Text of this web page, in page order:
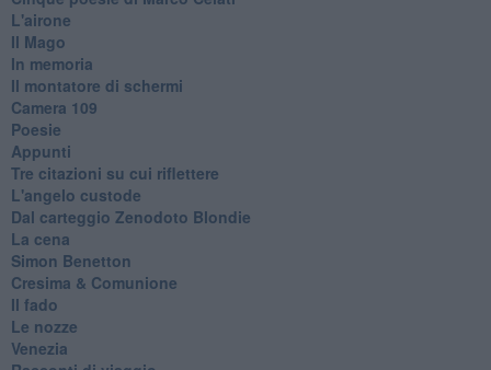
L'airone
Il Mago
In memoria
Il montatore di schermi
Camera 109
Poesie
Appunti
Tre citazioni su cui riflettere
L'angelo custode
Dal carteggio Zenodoto Blondie
La cena
Simon Benetton
Cresima & Comunione
Il fado
Le nozze
Venezia